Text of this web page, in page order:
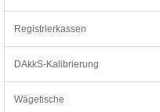
Registrierkassen
DAkkS-Kalibrierung
Wägetische